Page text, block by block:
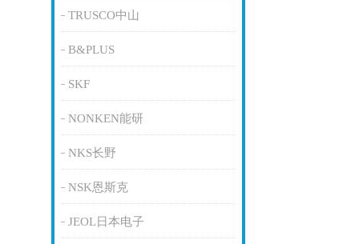
TRUSCO中山
B&PLUS
SKF
NONKEN能研
NKS长野
NSK恩斯克
JEOL日本电子